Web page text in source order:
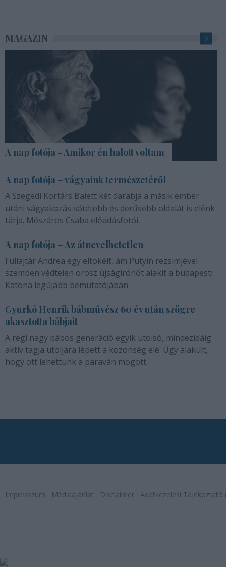
MAGAZIN
A nap fotója - Amikor én halott voltam
A nap fotója – vágyaink természetéről
A Szegedi Kortárs Balett két darabja a másik ember
utáni vágyakozás sötétebb és derűsebb oldalát is elénk
tárja. Mészáros Csaba előadásfotói.
A nap fotója – Az átnevelhetetlen
Fullajtár Andrea egy eltökélt, ám Putyin rezsimjével
szemben védtelen orosz újságírónőt alakít a budapesti
Katona legújabb bemutatójában.
Gyurkó Henrik bábművész 60 év után szögre
akasztotta bábjait
A régi nagy bábos generáció egyik utolsó, mindezidáig
aktív tagja utoljára lépett a közönség elé. Úgy alakult,
hogy ott lehettünk a paraván mögött.
Impresszum Médiaajánlat Disclaimer Adatkezelési Tájékoztató